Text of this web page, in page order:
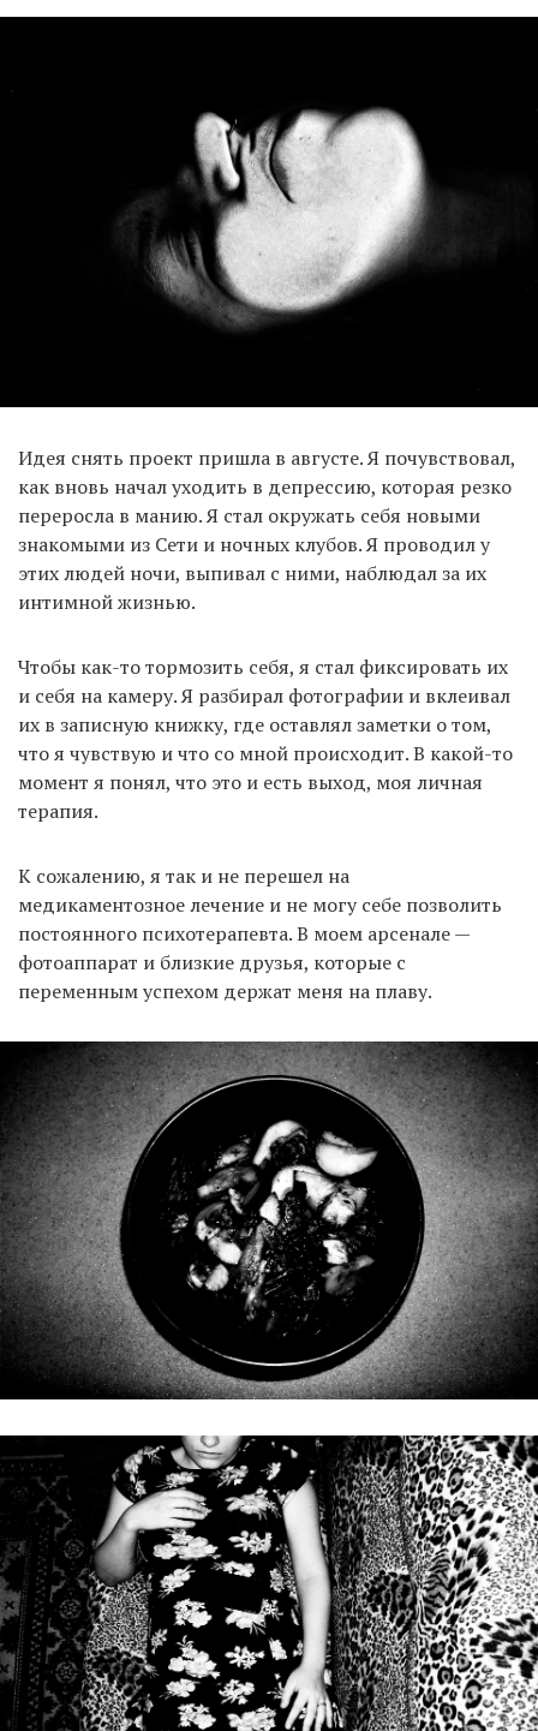
Идея снять проект пришла в августе. Я почувствовал,
как вновь начал уходить в депрессию, которая резко
переросла в манию. Я стал окружать себя новыми
знакомыми из Сети и ночных клубов. Я проводил у
этих людей ночи, выпивал с ними, наблюдал за их
интимной жизнью.
Чтобы как-то тормозить себя, я стал фиксировать их
и себя на камеру. Я разбирал фотографии и вклеивал
их в записную книжку, где оставлял заметки о том,
что я чувствую и что со мной происходит. В какой-то
момент я понял, что это и есть выход, моя личная
терапия.
К сожалению, я так и не перешел на
медикаментозное лечение и не могу себе позволить
постоянного психотерапевта. В моем арсенале —
фотоаппарат и близкие друзья, которые с
переменным успехом держат меня на плаву.